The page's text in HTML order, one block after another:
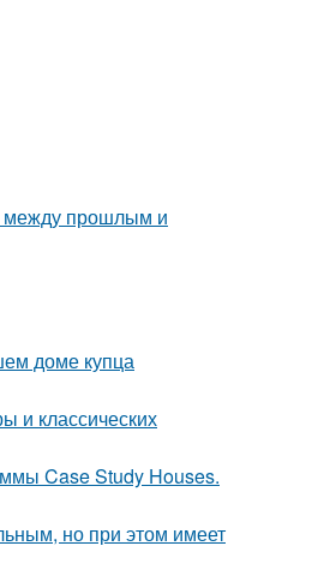
между прошлым и
доме купца
и классических
Case Study Houses.
но при этом имеет